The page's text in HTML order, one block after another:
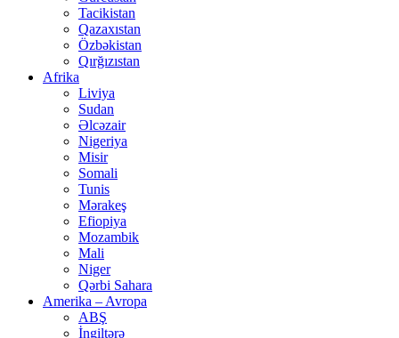
Tacikistan
Qazaxıstan
Özbəkistan
Qırğızıstan
Afrika
Liviya
Sudan
Əlcəzair
Nigeriya
Misir
Somali
Tunis
Mərakeş
Efiopiya
Mozambik
Mali
Niger
Qərbi Sahara
Amerika – Avropa
ABŞ
İngiltərə